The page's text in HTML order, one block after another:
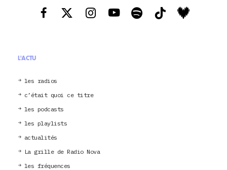
L'ACTU
les radios
c’était quoi ce titre
les podcasts
les playlists
actualités
La grille de Radio Nova
les fréquences